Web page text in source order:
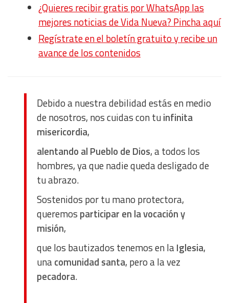
¿Quieres recibir gratis por WhatsApp las
mejores noticias de Vida Nueva? Pincha aquí
Regístrate en el boletín gratuito y recibe un
avance de los contenidos
Debido a nuestra debilidad estás en medio
de nosotros, nos cuidas con tuinfinita
misericordia,
alentando al Pueblo de Dios, a todos los
hombres, ya que nadie queda desligado de
tu abrazo.
Sostenidos por tu mano protectora,
queremos participar en la vocación y
misión,
que los bautizados tenemos en laIglesia,
unacomunidad santa, pero a la vez
pecadora.